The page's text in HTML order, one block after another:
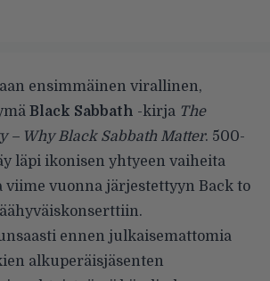
ensimmäinen virallinen,
Black Sabbath -kirja The
– Why Black Sabbath Matter. 500-
läpi ikonisen yhtyeen vaiheita
viime vuonna järjestettyyn Back to
ennen julkaisemattomia
alkuperäisjäsenten